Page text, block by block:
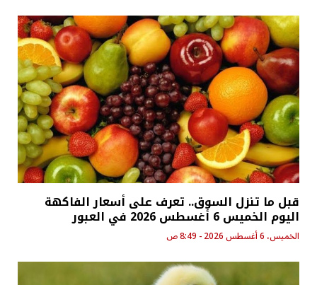
قبل ما تنزل السوق.. تعرف على أسعار الفاكهة
اليوم الخميس 6 أغسطس 2026 في العبور
الخميس، 6 أغسطس 2026 - 8:49 ص